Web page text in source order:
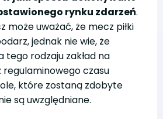
rynku zdarzeń.
może uważać, że mecz piłki
jednak nie wie, że
rodzaju zakład na
regulaminowego czasu
które zostaną zdobyte
są uwzględniane.